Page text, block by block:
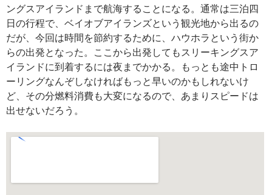
ングスアイランドまで航海することになる。通常は三泊四
日の行程で、ベイオブアイランズという観光地から出るの
だが、今回は時間を節約するために、ハウホラという街か
らの出発となった。ここから出発してもスリーキングスア
イランドに到着するには夜までかかる。もっとも途中トロ
ーリングなんぞしなければもっと早いのかもしれないけ
ど、その分燃料消費も大変になるので、あまりスピードは
出せないだろう。